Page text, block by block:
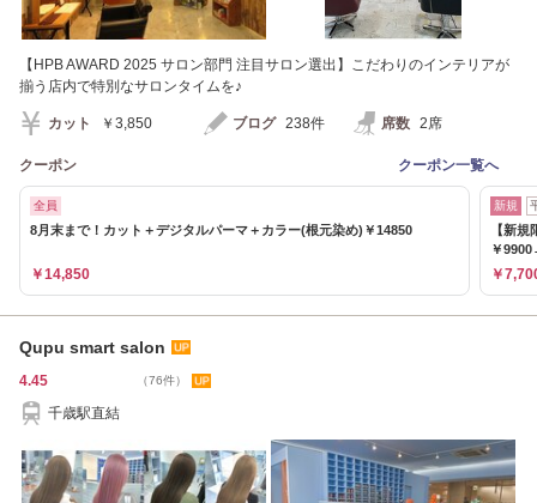
【HPB AWARD 2025 サロン部門 注目サロン選出】こだわりのインテリアが
揃う店内で特別なサロンタイムを♪
カット ￥3,850 ブログ 238件 席数 2席
クーポン クーポン一覧へ
全員
8月末まで！カット＋デジタルパーマ＋カラー(根元染め)￥14850
￥14,850
新規
【新
￥
￥
Qupu smart salon
4.45 （76件）
千歳駅直結